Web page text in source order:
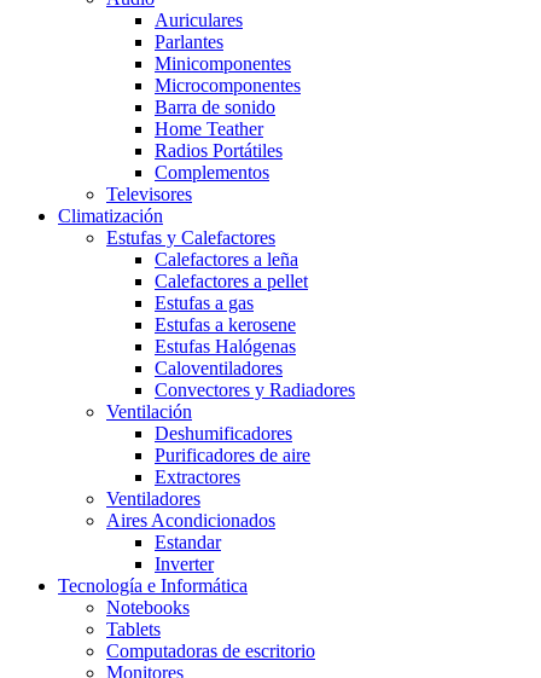
Auriculares
Parlantes
Minicomponentes
Microcomponentes
Barra de sonido
Home Teather
Radios Portátiles
Complementos
Televisores
Climatización
Estufas y Calefactores
Calefactores a leña
Calefactores a pellet
Estufas a gas
Estufas a kerosene
Estufas Halógenas
Caloventiladores
Convectores y Radiadores
Ventilación
Deshumificadores
Purificadores de aire
Extractores
Ventiladores
Aires Acondicionados
Estandar
Inverter
Tecnología e Informática
Notebooks
Tablets
Computadoras de escritorio
Monitores